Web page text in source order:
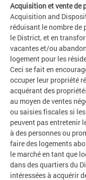
Acquisition et vente de
Acquisition and
réduisant le nombre de
le District, et en
vacantes et/ou
logement pour les
Ceci se fait en
occuper leur propriété
acquérant des
au moyen de ventes
ou saisies fiscales si
peuvent pas entretenir
à des personnes ou
faire des logements
le marché en tant que
dans des quartiers du
intéressées à acquérir